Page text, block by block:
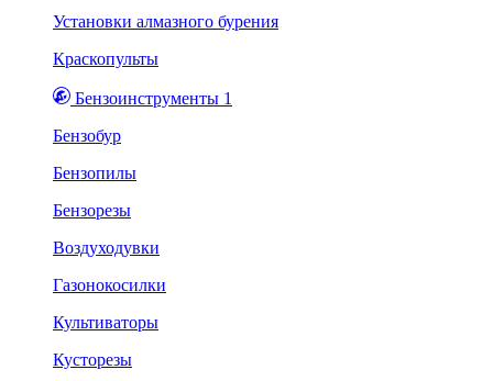
Установки алмазного бурения
Краскопульты
Бензоинструменты 1
Бензобур
Бензопилы
Бензорезы
Воздуходувки
Газонокосилки
Культиваторы
Кусторезы